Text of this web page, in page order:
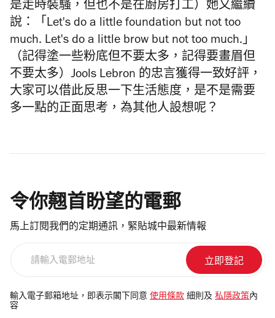
是走時裝騷，但也不是在廚房打工）她又繼續
說：「Let's do a little foundation but not too
much. Let's do a little brow but not too much.」
（記得塗一些粉底但不要太多，記得要畫眉但
不要太多）Jools Lebron 的忠言獲得一致好評，
大家可以借此反思一下生活態度，是不是需要
多一點的正面思考，為其他人設想呢？
令你翹首盼望的電郵
馬上訂閱我們的定期通訊，緊貼城中最新情報
電
郵
輸入電子郵箱地址，即表示閣下同意 使用條款 細則及 私隱政策 內
容